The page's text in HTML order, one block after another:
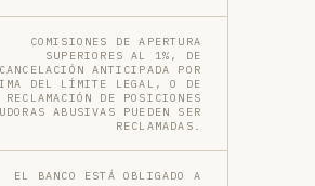
COMISIONES DE APERTURA
SUPERIORES AL 1%, DE
CANCELACIÓN ANTICIPADA POR
DEL LÍMITE LEGAL, O DE
RECLAMACIÓN DE POSICIONES
ABUSIVAS PUEDEN SER
RECLAMADAS.
EL BANCO ESTÁ OBLIGADO A